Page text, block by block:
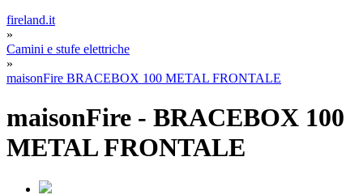
fireland.it
»
Camini e stufe elettriche
»
maisonFire BRACEBOX 100 METAL FRONTALE
maisonFire - BRACEBOX 100
METAL FRONTALE